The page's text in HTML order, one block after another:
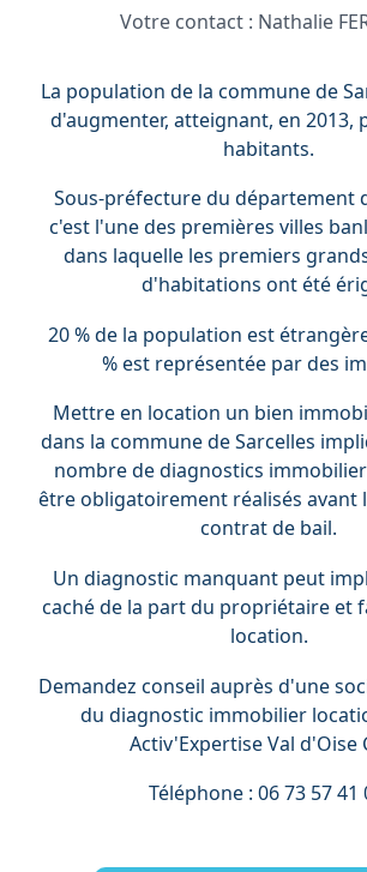
Votre contact : Nathalie
La population de la commune de
d'augmenter, atteignant, en 2013,
habitants.
Sous-préfecture du département
c'est l'une des premières villes
dans laquelle les premiers
d'habitations ont été
20 % de la population est
% est représentée par des
Mettre en location un bien
dans la commune de Sarcelles
nombre de diagnostics
être obligatoirement réalisés avant
contrat de bail.
Un diagnostic manquant peut
caché de la part du propriétaire et
location.
Demandez conseil auprès d'une
du diagnostic immobilier
Activ'Expertise Val d'Oise
Téléphone : 06 73 57 41